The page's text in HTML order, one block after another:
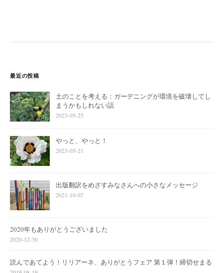
最近の投稿
土のことを考える：ガーデニングが環境を破壊してし
まうかもしれない話
2023-05-25
やっと、やっと！
2023-05-21
出版翻訳をめざすみなさんへの小さなメッセージ
2021-10-07
2020年もありがとうございました
2020-12-30
読んであてよう！リリアーネ、ありがとうフェア 第１弾！締切せまる